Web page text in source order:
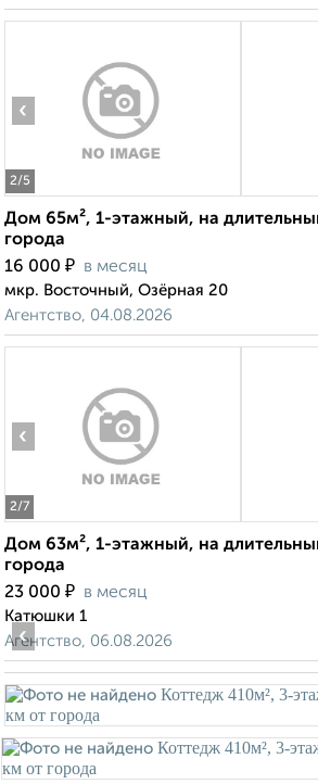
2/5
‹
Дом 65м², 1-этажный, на
города
16 000 ₽ в месяц
мкр. Восточный, Озёрная 20
Агентство, 04.08.2026
2/7
‹
Дом 63м², 1-этажный, на
города
23 000 ₽ в месяц
Катюшки 1
Агентство, 06.08.2026
‹